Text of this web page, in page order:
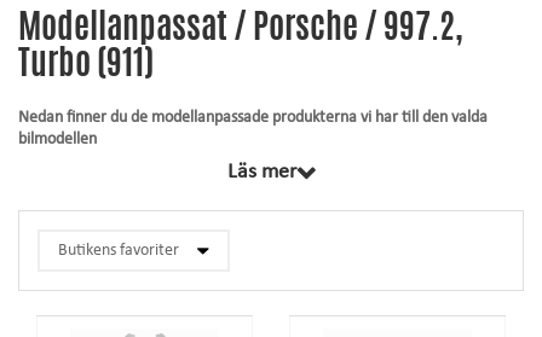
Modellanpassat / Porsche / 997.2,
Turbo (911)
Nedan finner du de modellanpassade produkterna vi har till den valda
bilmodellen
Gemensamt för samtliga produkter inom denna kategori är att de är
någonsin är möjligt för produkten. Artiklarna innehåller alltid det som
Läs mer